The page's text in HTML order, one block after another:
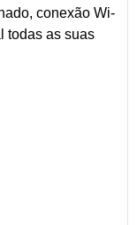
conexão Wi-
todas as suas